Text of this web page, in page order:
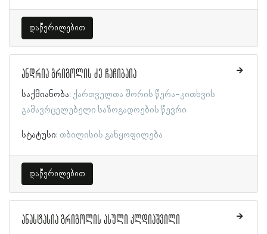
დაწვრილებით
ანდრია გრიგოლის ძე ჩაჩიბაია
საქმიანობა: ქართველთა შორის წერა-კითხვის
გამავრცელებელი საზოგადოების წევრი
სტატუსი: თბილისის განყოფილება
დაწვრილებით
ანასტასია გრიგოლის ასული კლდიაშვილი